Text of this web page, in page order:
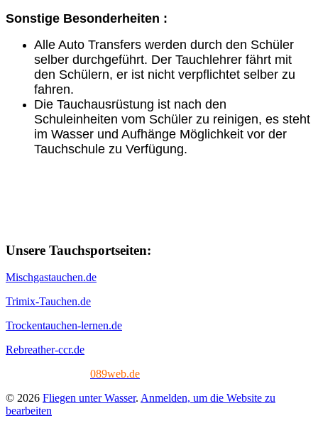
Sonstige Besonderheiten :
Alle Auto Transfers werden durch den Schüler
selber durchgeführt. Der Tauchlehrer fährt mit
den Schülern, er ist nicht verpflichtet selber zu
fahren.
Die Tauchausrüstung ist nach den
Schuleinheiten vom Schüler zu reinigen, es steht
im Wasser und Aufhänge Möglichkeit vor der
Tauchschule zu Verfügung.
Unsere Tauchsportseiten:
Mischgastauchen.de
Trimix-Tauchen.de
Trockentauchen-lernen.de
Rebreather-ccr.de
089web.de
© 2026 Fliegen unter Wasser. Anmelden, um die Website zu
bearbeiten